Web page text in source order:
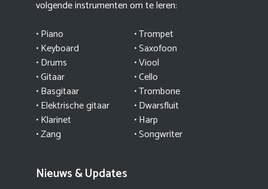
volgende instrumenten om te leren:
•Piano
•Keyboard
•Drums
•Gitaar
•Basgitaar
•Elektrische gitaar
•Klarinet
•Zang
•Trompet
•Saxofoon
•Viool
•Cello
•Trombone
•Dwarsfluit
•Harp
•Songwriter
Nieuws & Updates